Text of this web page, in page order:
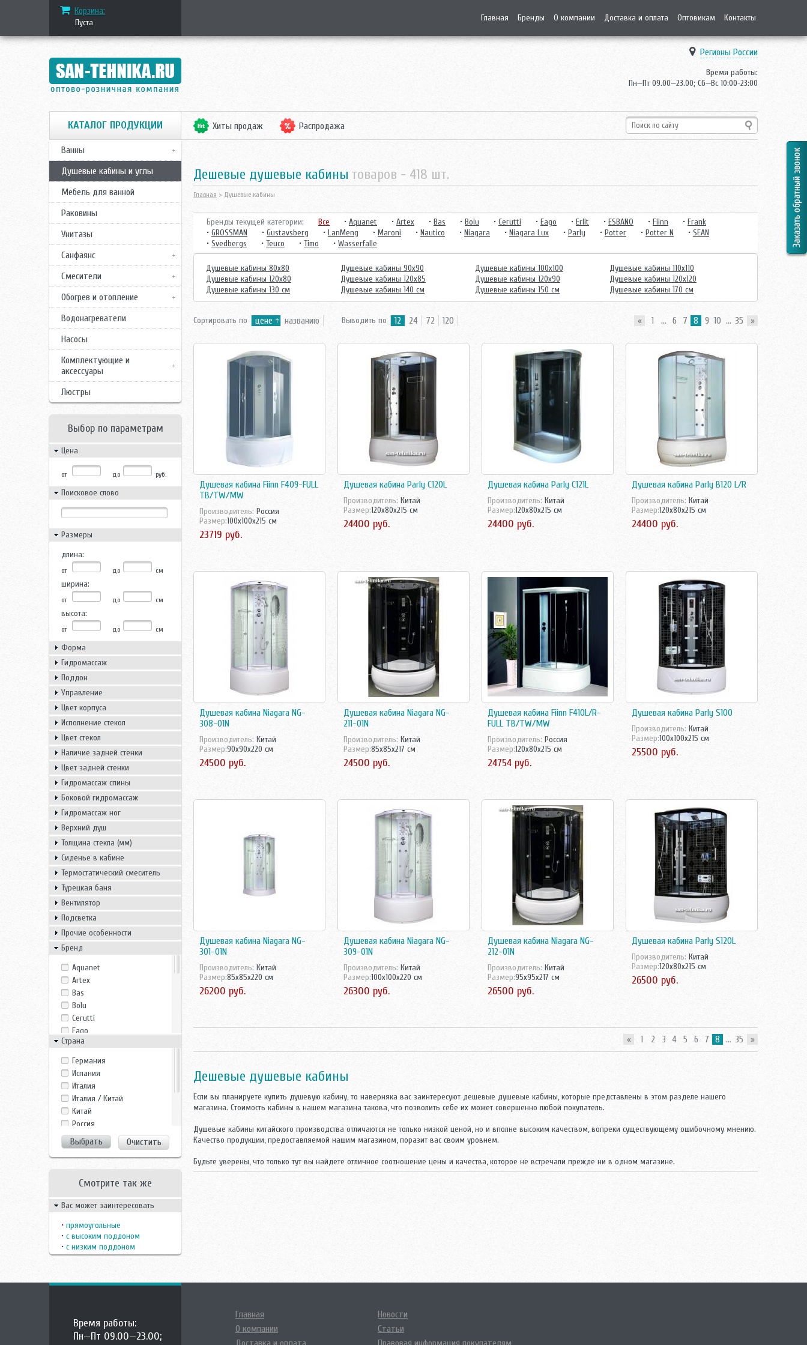
Корзина:
Пуста Главная Бренды О компании Доставка и оплата Оптовикам Контакты
Регионы России
Время работы:
Пн—Пт 09.00—23.00; Сб—Вс 10:00-23:00
КАТАЛОГ ПРОДУКЦИИ
Ванны
Душевые кабины и углы
Мебель для ванной
Раковины
Унитазы
Санфаянс
Смесители
Обогрев и отопление
Водонагреватели
Насосы
Комплектующие и
аксессуары
Люстры
Выбор по параметрам
Цена
от до руб.
Поисковое слово
Размеры
длина:
от до см
ширина:
от до см
высота:
от до см
Форма
Гидромассаж
Поддон
Управление
Цвет корпуса
Исполнение стекол
Цвет стекол
Наличие задней стенки
Цвет задней стенки
Гидромассаж спины
Боковой гидромассаж
Гидромассаж ног
Верхний душ
Толщина стекла (мм)
Сиденье в кабине
Термостатический смеситель
Турецкая баня
Вентилятор
Подсветка
Прочие особенности
Бренд
Aquanet
Artex
Bas
Bolu
Cerutti
Eago
Erlit
ESBANO
Fiinn
Frank
GROSSMAN
Gustavsberg
LanMeng
Nautico
Niagara
Niagara Lux
Parly
Potter N
Svedbergs
Teuco
Timo
Страна
Германия
Испания
Италия
Италия / Китай
Китай
Росcия
Россия
Финляндия
Швецария
Очистить
Смотрите так же
Вас может заинтересовать
• прямоугольные
• с высоким поддоном
• с низким поддоном
Хиты продаж Распродажа
Дешевые душевые кабины товаров - 418 шт.
Главная > Душевые кабины
Бренды текущей категории: Все • Aquanet • Artex • Bas • Bolu • Cerutti • Eago • Erlit • ESBANO • Fiinn • Frank
• GROSSMAN • Gustavsberg • LanMeng • Maroni • Nautico • Niagara • Niagara Lux • Parly • Potter • Potter N • SEAN
• Svedbergs • Teuco • Timo • Wasserfalle
Душевые кабины 80х80 Душевые кабины 90х90 Душевые кабины 100х100
Душевые кабины 110х110
Душевые кабины 120х80
Душевые кабины 120х85 Душевые кабины 120х90
Душевые кабины 120х120
Душевые кабины 130 см
Душевые кабины 140 см Душевые кабины 150 см Душевые кабины 170 см
Сортировать по цене названию Выводить по 12 24 72 120 « 1 ... 6 7 8 9 10 ... 35 »
Душевая кабина Fiinn F409-FULL
TB/TW/MW
Производитель: Россия
Размер:100x100x215 см
23719 руб.
Душевая кабина Parly C120L
Производитель: Китай
Размер:120x80x215 см
24400 руб.
Душевая кабина Parly C121L
Производитель: Китай
Размер:120x80x215 см
24400 руб.
Душевая кабина Parly B120 L/R
Производитель: Китай
Размер:120x80x215 см
24400 руб.
Душевая кабина Niagara NG-
308-01N
Производитель: Китай
Размер:90x90x220 см
24500 руб.
Душевая кабина Niagara NG-
211-01N
Производитель: Китай
Размер:85x85x217 см
24500 руб.
Душевая кабина Fiinn F410L/R-
FULL TB/TW/MW
Производитель: Росcия
Размер:120x80x215 см
24754 руб.
Душевая кабина Parly S100
Производитель: Китай
Размер:100x100x215 см
25500 руб.
Душевая кабина Niagara NG-
301-01N
Производитель: Китай
Размер:85x85x220 см
26200 руб.
Душевая кабина Niagara NG-
309-01N
Производитель: Китай
Размер:100x100x220 см
26300 руб.
Душевая кабина Niagara NG-
212-01N
Производитель: Китай
Размер:95x95x217 см
26500 руб.
Душевая кабина Parly S120L
Производитель: Китай
Размер:120x80x215 см
26500 руб.
« 1 2 3 4 5 6 7 8 ... 35 »
Дешевые душевые кабины
Если вы планируете купить душевую кабину, то наверняка вас заинтересуют дешевые душевые кабины, которые представлены в этом разделе нашего
магазина. Стоимость кабины в нашем магазина такова, что позволить себе их может совершенно любой покупатель.
Душевые кабины китайского производства отличаются не только низкой ценой, но и вполне высоким качеством, вопреки существующему ошибочному мнению.
Качество продукции, предоставляемой нашим магазином, поразит вас своим уровнем.
Будьте уверены, что только тут вы найдете отличное соотношение цены и качества, которое не встречали прежде ни в одном магазине.
Время работы:
Пн—Пт 09.00—23.00;
Главная
О компании
Новости
Статьи